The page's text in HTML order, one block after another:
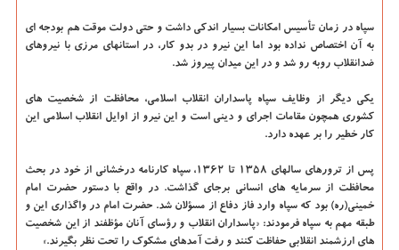
سپاه در زمان تأسیس امکانات بسیار اندکی داشت و حتی دولت موقت هم بودجه ای
به آن اختصاص نداده بود اما این نیرو در بدو کار، در استانهای مرزی با نیروهای
ضدانقلاب روبه رو شد و در این میدان پیروز شد.
یکی دیگر از وظایف سپاه پاسداران انقلاب اسلامی، محافظت از شخصیت های
کشوری همچون مقامات اجرای و دینی است و این نیرو از اوایل انقلاب اسلامی این
کار خطیر را بر عهده دارد.
پس از ترورهای سالهای ۱۳۵۸ تا ۱۳۶۲، سپاه کارنامه درخشانی از خود در بحث
محافظت از سرمایه های انسانی برجای گذاشت. در واقع با دستور حضرت امام
خمینی(ره) بود که سپاه وارد فاز دفاع از مسؤلان شد. حضرت امام در واگذاری این و
طبقه مهم به سپاه فرمودند: «پاسداران انقلاب و رؤسای آنان مؤظفند از این شخصیت
های ارزشمند انقلابی حفاظت کنند و رفت آمدهای مشکوک را تحت نظر بگیرند.»